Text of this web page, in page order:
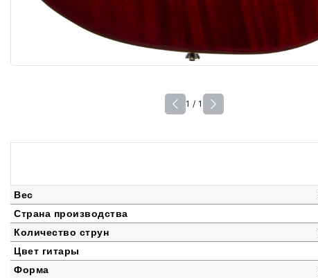
1 / 1
Вес
Страна производства
Количество струн
Цвет гитары
Форма